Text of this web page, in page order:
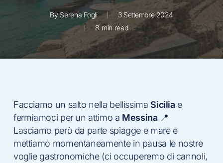
By Serena Fogli
3 Settembre 2024
8 min read
Facciamo un salto nella bellissima Siciliae
fermiamoci per un attimo a Messina📍
Lasciamo però da parte spiagge e mare e
mettiamo momentaneamente in pausa le nostre
voglie gastronomiche (ci occuperemo di cannoli,